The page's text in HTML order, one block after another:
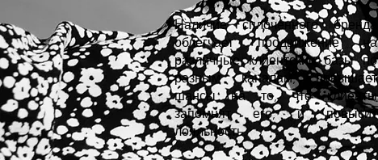
Наличие сплоченного бренда
облегчает продвижение на
различные клиентские базы по
разным каналам, повышает
шансы на то, что клиенты
запомнят его, и повысит
лояльность.